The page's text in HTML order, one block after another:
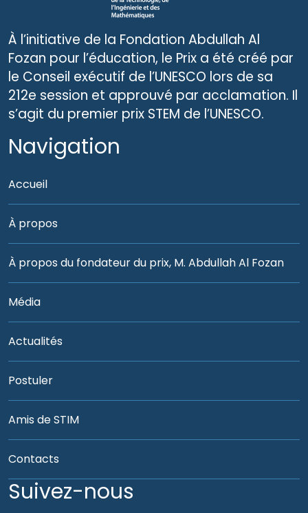
À l’initiative de la Fondation Abdullah Al
Fozan pour l’éducation, le Prix a été créé par
le Conseil exécutif de l’UNESCO lors de sa
212e session et approuvé par acclamation. Il
s’agit du premier prix STEM de l’UNESCO.
Navigation
Accueil
À propos
À propos du fondateur du prix, M. Abdullah Al Fozan
Média
Actualités
Postuler
Amis de STIM
Contacts
Suivez-nous